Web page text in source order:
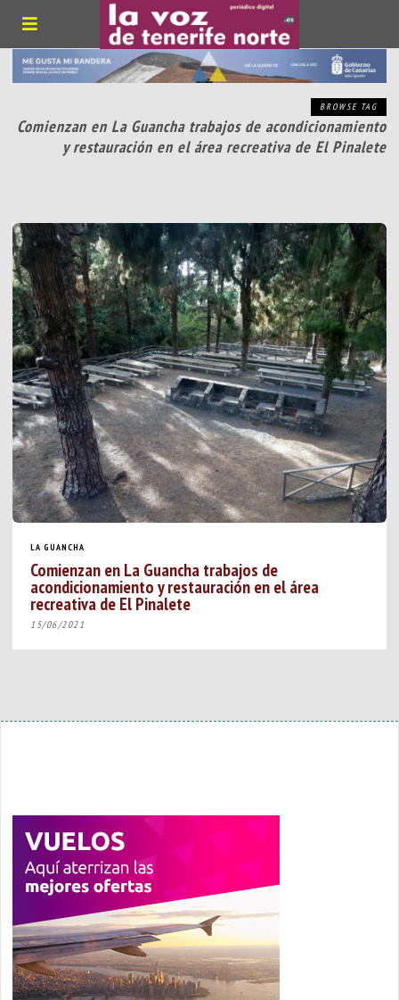
BROWSE TAG
Comienzan en La Guancha trabajos de acondicionamiento
y restauración en el área recreativa de El Pinalete
LA GUANCHA
Comienzan en La Guancha trabajos de
acondicionamiento y restauración en el área
recreativa de El Pinalete
15/06/2021